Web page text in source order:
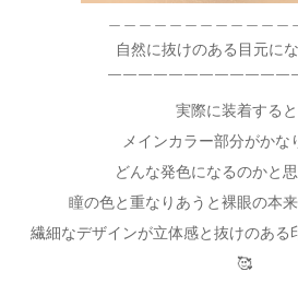
自然に抜けのある目元に
￣￣￣￣￣￣￣￣￣￣￣￣
実際に装着する
メインカラー部分がかな
どんな発色になるのかと
瞳の色と重なりあうと裸眼の本
繊細なデザインが立体感と抜けのある
🥰